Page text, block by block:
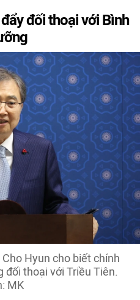
đối thoại với Bình
Hyun cho biết chính
đối thoại với Triều Tiên.
MK